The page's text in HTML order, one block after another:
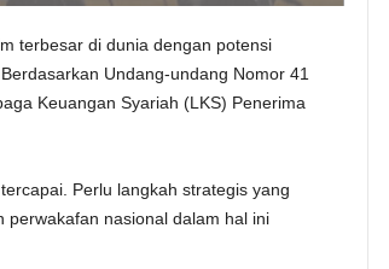
terbesar di dunia dengan potensi
Undang-undang Nomor 41
Keuangan Syariah (LKS) Penerima
Perlu langkah strategis yang
perwakafan nasional dalam hal ini